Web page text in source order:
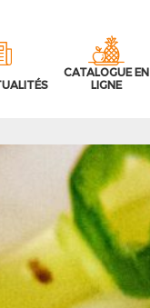
CATALOGUE EN
LIGNE